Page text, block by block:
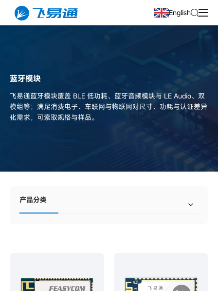
English
蓝牙模块
飞易通蓝牙模块覆盖 BLE 低功耗、蓝牙音频模块与 LE Audio、双
模组等；满足消费电子、车联网与物联网对尺寸、功耗与认证差异
化需求，可索取规格与样品。
产品分类